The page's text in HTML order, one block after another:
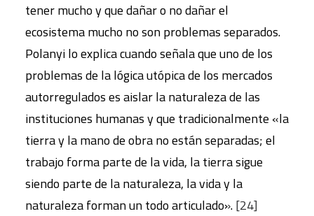
tener mucho y que dañar o no dañar el
ecosistema mucho no son problemas separados.
Polanyi lo explica cuando señala que uno de los
problemas de la lógica utópica de los mercados
autorregulados es aislar la naturaleza de las
instituciones humanas y que tradicionalmente «la
tierra y la mano de obra no están separadas; el
trabajo forma parte de la vida, la tierra sigue
siendo parte de la naturaleza, la vida y la
naturaleza forman un todo articulado».[24]